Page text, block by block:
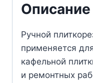
Описание
Ручной
применяется
кафельной
и ремонтных